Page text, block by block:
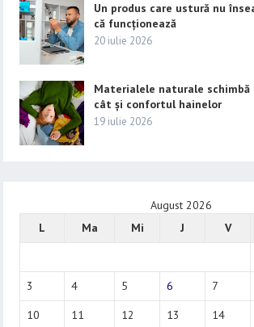
Un produs care ustură nu
că funcționează
20 iulie 2026
Materialele naturale
cât și confortul hainelor
19 iulie 2026
August 2026
L
Ma Mi J V
3
4 5 6 7
10
11 12 13 14